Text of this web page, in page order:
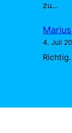
zu…
4. Juli